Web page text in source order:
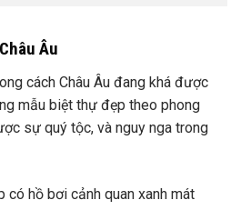
Âu
cách Châu Âu đang khá được
mẫu biệt thự đẹp theo phong
sự quý tộc, và nguy nga trong